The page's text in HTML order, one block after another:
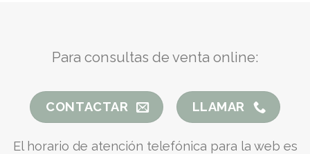
Para consultas de venta online:
CONTACTAR LLAMAR
El horario de atención telefónica para la web es